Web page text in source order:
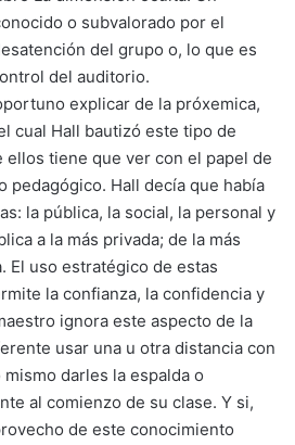
o subvalorado por el
del grupo o, lo que es
del auditorio.
explicar de la próxemica,
cual Hall bautizó este tipo de
ellos tiene que ver con el papel de
pedagógico. Hall decía que había
la pública, la social, la personal y
a la más privada; de la más
El uso estratégico de estas
la confianza, la confidencia y
ignora este aspecto de la
usar una u otra distancia con
darles la espalda o
al comienzo de su clase. Y si,
de este conocimiento